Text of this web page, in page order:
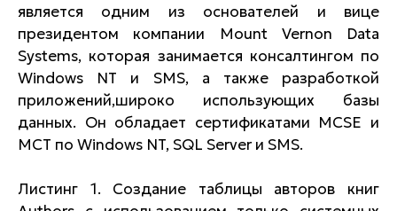
является одним из основателей и вице
президентом компании Mount Vernon Data
Systems, которая занимается консалтингом по
Windows NT и SMS, а также разработкой
приложений,широко использующих базы
данных. Он обладает сертификатами MCSE и
MCT по Windows NT, SQL Server и SMS.
Листинг 1. Создание таблицы авторов книг